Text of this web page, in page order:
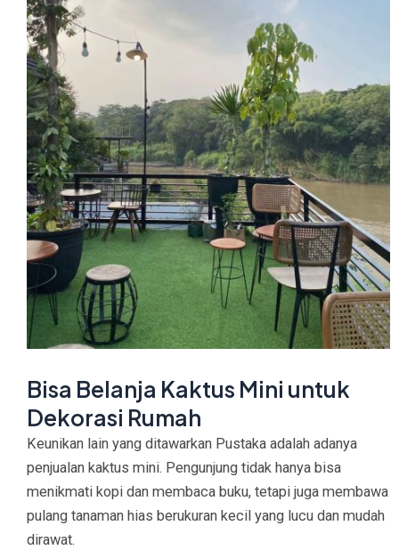
Bisa Belanja Kaktus Mini untuk
Dekorasi Rumah
Keunikan lain yang ditawarkan Pustaka adalah adanya
penjualan kaktus mini. Pengunjung tidak hanya bisa
menikmati kopi dan membaca buku, tetapi juga membawa
pulang tanaman hias berukuran kecil yang lucu dan mudah
dirawat.